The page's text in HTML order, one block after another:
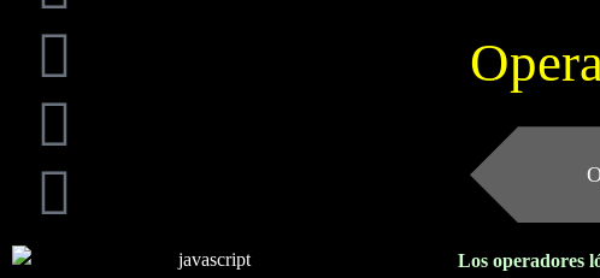
Los operadores